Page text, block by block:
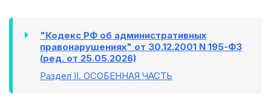
"Кодекс РФ об административных
правонарушениях" от 30.12.2001 N 195-ФЗ
(ред. от 25.05.2026)
Раздел II. ОСОБЕННАЯ ЧАСТЬ